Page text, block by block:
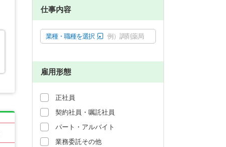
仕事内容
業種・職種を選択 例）調剤薬局
雇用形態
正社員
契約社員・嘱託社員
パート・アルバイト
業務委託その他